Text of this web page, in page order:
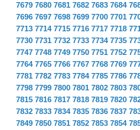
7679 7680 7681 7682 7683 7684
7696 7697 7698 7699 7700 7701
7713 7714 7715 7716 7717 7718
7730 7731 7732 7733 7734 7735
7747 7748 7749 7750 7751 7752
7764 7765 7766 7767 7768 7769
7781 7782 7783 7784 7785 7786
7798 7799 7800 7801 7802 7803
7815 7816 7817 7818 7819 7820
7832 7833 7834 7835 7836 7837
7849 7850 7851 7852 7853 7854